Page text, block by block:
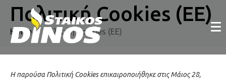
Πολιτική Cookies (ΕΕ)
Home Πολιτική Cookies (ΕΕ)
Η παρούσα Πολιτική Cookies επικαιροποιήθηκε στις Μάιος 28,